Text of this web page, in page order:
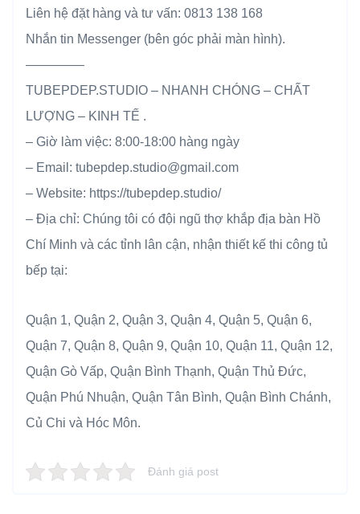
Liên hệ đặt hàng và tư vấn: 0813 138 168
Nhắn tin Messenger (bên góc phải màn hình).
————–
TUBEPDEP.STUDIO – NHANH CHÓNG – CHẤT
LƯỢNG – KINH TẾ .
– Giờ làm việc: 8:00-18:00 hàng ngày
– Email: tubepdep.studio@gmail.com
– Website: https://tubepdep.studio/
– Địa chỉ: Chúng tôi có đội ngũ thợ khắp địa bàn Hồ
Chí Minh và các tỉnh lân cận, nhận thiết kế thi công tủ
bếp tại:
Quận 1, Quận 2, Quận 3, Quận 4, Quận 5, Quận 6,
Quận 7, Quận 8, Quận 9, Quận 10, Quận 11, Quận 12,
Quận Gò Vấp, Quận Bình Thạnh, Quận Thủ Đức,
Quận Phú Nhuận, Quận Tân Bình, Quận Bình Chánh,
Củ Chi và Hóc Môn.
Đánh giá post